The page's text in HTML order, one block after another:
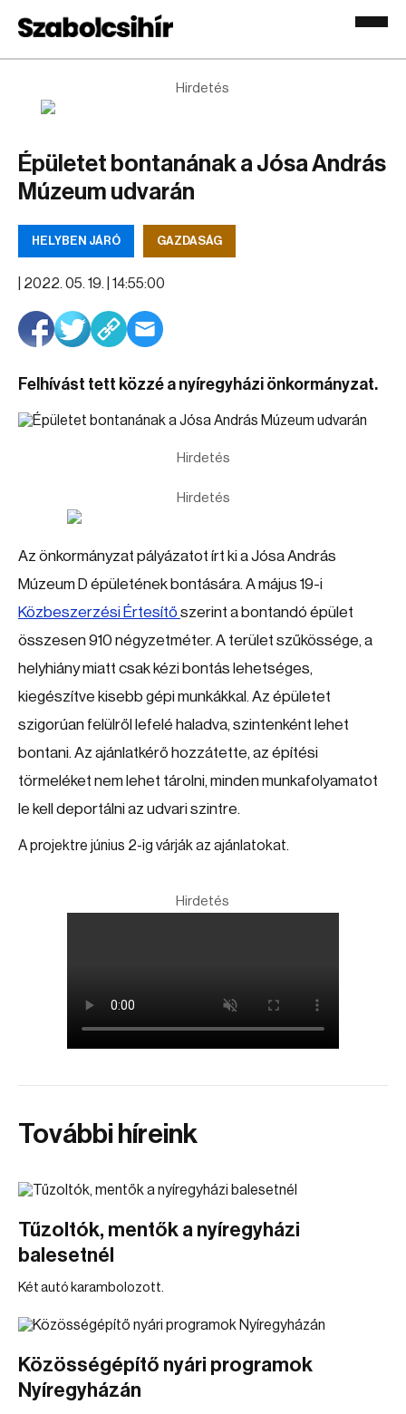
Hirdetés
Épületet bontanának a Jósa András
Múzeum udvarán
HELYBEN JÁRÓ GAZDASÁG
2022. 05. 19. | 14:55:00
Felhívást tett közzé a nyíregyházi önkormányzat.
Hirdetés
Hirdetés
Az önkormányzat pályázatot írt ki a Jósa András
Múzeum D épületének bontására. A május 19-i
Közbeszerzési Értesítő szerint a bontandó épület
összesen 910 négyzetméter. A terület szűkössége, a
helyhiány miatt csak kézi bontás lehetséges,
kiegészítve kisebb gépi munkákkal. Az épületet
szigorúan felülről lefelé haladva, szintenként lehet
bontani. Az ajánlatkérő hozzátette, az építési
törmeléket nem lehet tárolni, minden munkafolyamatot
le kell deportálni az udvari szintre.
A projektre június 2-ig várják az ajánlatokat.
Hirdetés
További híreink
Tűzoltók, mentők a nyíregyházi
balesetnél
Két autó karambolozott.
Közösségépítő nyári programok
Nyíregyházán